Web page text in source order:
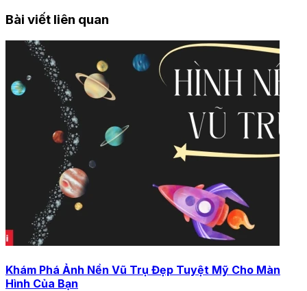
Bài viết liên quan
Khám Phá Ảnh Nền Vũ Trụ Đẹp Tuyệt Mỹ Cho Màn
Hình Của Bạn